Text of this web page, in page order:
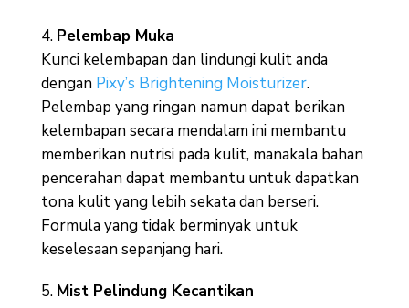
Pelembap Muka
Kunci kelembapan dan lindungi kulit anda
dengan Pixy’s Brightening Moisturizer.
Pelembap yang ringan namun dapat berikan
kelembapan secara mendalam ini membantu
memberikan nutrisi pada kulit, manakala bahan
pencerahan dapat membantu untuk dapatkan
tona kulit yang lebih sekata dan berseri.
Formula yang tidak berminyak untuk
keselesaan sepanjang hari.
Mist Pelindung Kecantikan